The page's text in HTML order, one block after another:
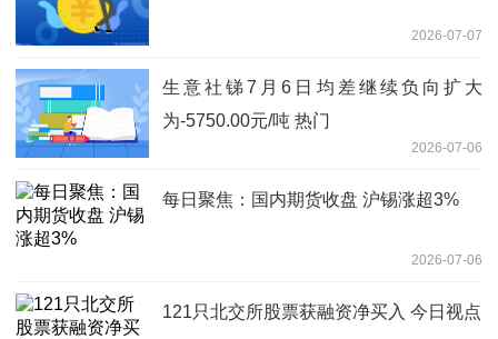
2026-07-07
生意社锑7月6日均差继续负向扩大
为-5750.00元/吨 热门
2026-07-06
每日聚焦：国内期货收盘 沪锡涨超3%
2026-07-06
121只北交所股票获融资净买入 今日视点